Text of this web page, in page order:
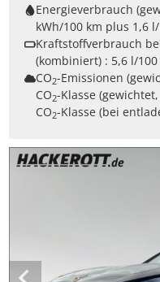
kWh/100 km
Kraftstoffverbrauch
(kombiniert) :
CO2-Emissionen
CO2
CO2